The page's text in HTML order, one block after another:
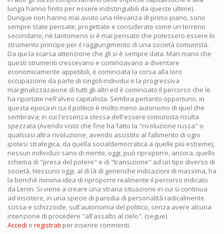
lunga hanno finito per essere indistinguibili da queste ultime).
Dunque non hanno mai avuto una rilevanza di primo piano, sono
sempre state pensate, progettate e considerate come un terreno
secondario, nè tantomeno si è mai pensato che potessero essere lo
strumento principe per il raggiungimento di una società comunista.
Da qui la scarsa attenzione che gli si è sempre data. Man mano che
questi strumenti crescevano e cominciavano a diventare
economicamente appetibili, è cominciata la corsa alla loro
occupazione da parte di singoli individui e la progressiva
marginalizzazaione di tutti gli altri ed è cominciato il percorso che le
ha riportate nell'alveo capitalista. Sembra pertanto opportuno, in
questa epoca in cui il politico è molto meno autonomo di quel che
sembrava; in cui l'essenza stessa dell'essere comunista risulta
spezzata (Avendo visto che fine ha fatto la "rivoluzione russa" o
qualsiasi altra rivoluzione; avendo assistito al fallimento di ogni
ipotesi strategica, da quella socialdemocratica a quelle più estreme),
nessun individuo sano di mente, oggi, può riproporre, ancora, quello
schema di "presa del potere" e di "transizione" ad un tipo diverso di
società. Nessuno oggi, al di là di generiche indicazioni di massima, ha
la benchè minima idea di riproporre realmente il percorso indicato
da Lenin. Si viene a creare una strana situazione in cui si continua
ad insistere, in una specie di parodia di personalità radicalmente
scissa e schizzoide, sull'autonomia del politico, senza avere alcuna
intenzione di procedere "all'assalto al cielo". (segue)
Accedi o registrati per inserire commenti.